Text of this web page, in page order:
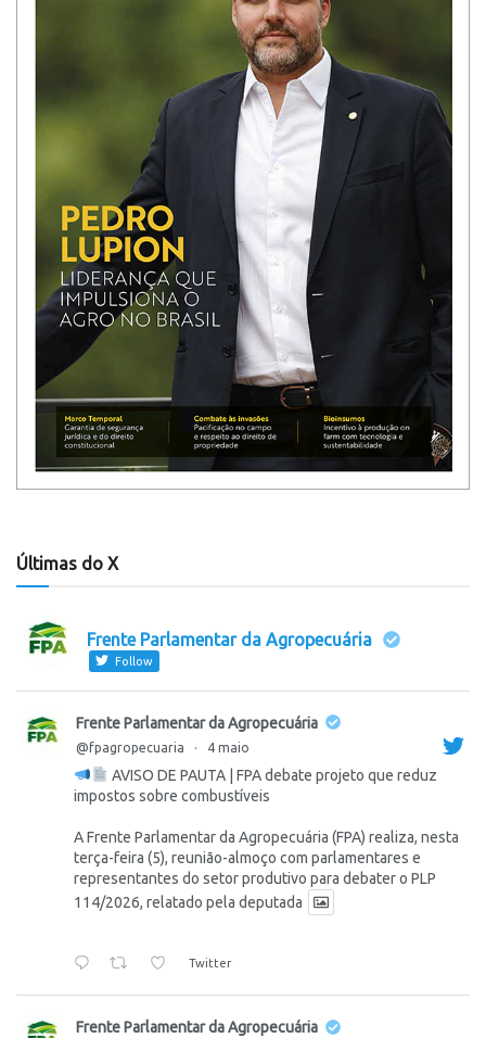
Últimas do X
Frente Parlamentar da Agropecuária
Follow
Frente Parlamentar da Agropecuária
@fpagropecuaria · 4 maio
AVISO DE PAUTA | FPA debate projeto que reduz
impostos sobre combustíveis
A Frente Parlamentar da Agropecuária (FPA) realiza, nesta
terça-feira (5), reunião-almoço com parlamentares e
representantes do setor produtivo para debater o PLP
114/2026, relatado pela deputada
Twitter
Frente Parlamentar da Agropecuária